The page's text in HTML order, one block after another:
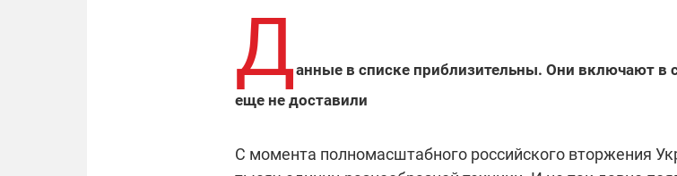
Данные в списке приблизительны. Они включают
еще не доставили
С момента полномасштабного российского вторжения